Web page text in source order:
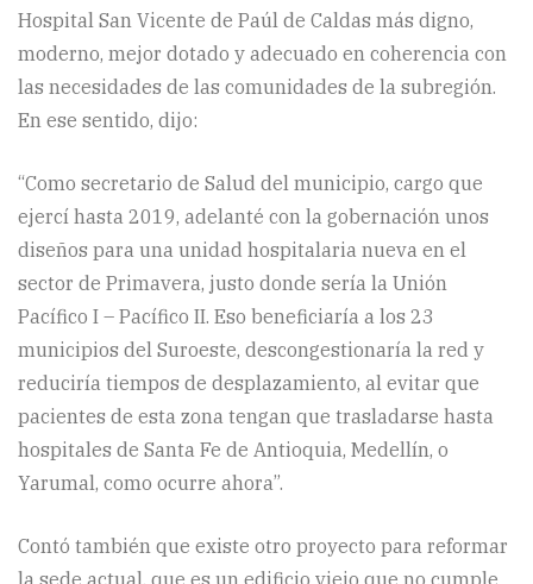
Hospital San Vicente de Paúl de Caldas más digno,
moderno, mejor dotado y adecuado en coherencia con
las necesidades de las comunidades de la subregión.
En ese sentido, dijo:
“Como secretario de Salud del municipio, cargo que
ejercí hasta 2019, adelanté con la gobernación unos
diseños para una unidad hospitalaria nueva en el
sector de Primavera, justo donde sería la Unión
Pacífico I – Pacífico II. Eso beneficiaría a los 23
municipios del Suroeste, descongestionaría la red y
reduciría tiempos de desplazamiento, al evitar que
pacientes de esta zona tengan que trasladarse hasta
hospitales de Santa Fe de Antioquia, Medellín, o
Yarumal, como ocurre ahora”.
Contó también que existe otro proyecto para reformar
la sede actual, que es un edificio viejo que no cumple